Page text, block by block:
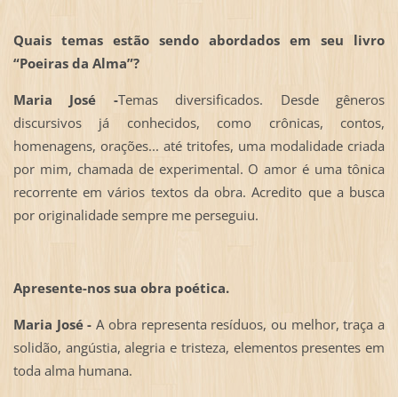
Quais temas estão sendo abordados em seu livro
“Poeiras da Alma”?
Maria José -Temas diversificados. Desde gêneros
discursivos já conhecidos, como crônicas, contos,
homenagens, orações... até tritofes, uma modalidade criada
por mim, chamada de experimental. O amor é uma tônica
recorrente em vários textos da obra. Acredito que a busca
por originalidade sempre me perseguiu.
Apresente-nos sua obra poética.
Maria José -A obra representa resíduos, ou melhor, traça a
solidão, angústia, alegria e tristeza, elementos presentes em
toda alma humana.